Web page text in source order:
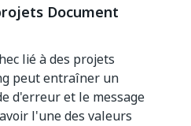
Document
lié à des projets
peut entraîner un
d'erreur et le message
l'une des valeurs